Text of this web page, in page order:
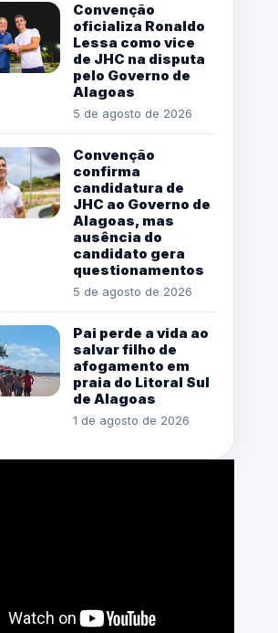
Convenção
oficializa Ronaldo
Lessa como vice
de JHC na disputa
pelo Governo de
Alagoas
5 de agosto de 2026
Convenção
confirma
candidatura de
JHC ao Governo de
Alagoas, mas
ausência do
candidato gera
questionamentos
5 de agosto de 2026
Pai perde a vida ao
salvar filho de
afogamento em
praia do Litoral Sul
de Alagoas
1 de agosto de 2026